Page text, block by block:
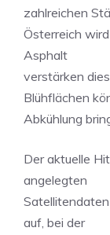
zahlreichen
Österreich
Asphalt
verstärken
Blühflächen
Abkühlung
Der aktuelle
angelegten
auf, bei der